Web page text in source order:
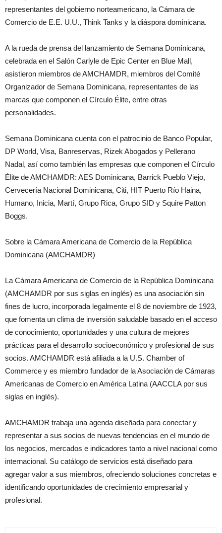
representantes del gobierno norteamericano, la Cámara de
Comercio de E.E. U.U., Think Tanks y la diáspora dominicana.
A la rueda de prensa del lanzamiento de Semana Dominicana,
celebrada en el Salón Carlyle de Epic Center en Blue Mall,
asistieron miembros de AMCHAMDR, miembros del Comité
Organizador de Semana Dominicana, representantes de las
marcas que componen el Círculo Élite, entre otras
personalidades.
Semana Dominicana cuenta con el patrocinio de Banco Popular,
DP World, Visa, Banreservas, Rizek Abogados y Pellerano
Nadal, así como también las empresas que componen el Círculo
Élite de AMCHAMDR: AES Dominicana, Barrick Pueblo Viejo,
Cervecería Nacional Dominicana, Citi, HIT Puerto Río Haina,
Humano, Inicia, Martí, Grupo Rica, Grupo SID y Squire Patton
Boggs.
Sobre la Cámara Americana de Comercio de la República
Dominicana (AMCHAMDR)
La Cámara Americana de Comercio de la República Dominicana
(AMCHAMDR por sus siglas en inglés) es una asociación sin
fines de lucro, incorporada legalmente el 8 de noviembre de 1923,
que fomenta un clima de inversión saludable basado en el acceso
de conocimiento, oportunidades y una cultura de mejores
prácticas para el desarrollo socioeconómico y profesional de sus
socios. AMCHAMDR está afiliada a la U.S. Chamber of
Commerce y es miembro fundador de la Asociación de Cámaras
Americanas de Comercio en América Latina (AACCLA por sus
siglas en inglés).
AMCHAMDR trabaja una agenda diseñada para conectar y
representar a sus socios de nuevas tendencias en el mundo de
los negocios, mercados e indicadores tanto a nivel nacional como
internacional. Su catálogo de servicios está diseñado para
agregar valor a sus miembros, ofreciendo soluciones concretas e
identificando oportunidades de crecimiento empresarial y
profesional.